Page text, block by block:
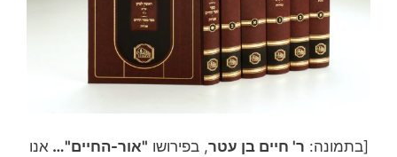
[בתמונה: ר' חיים בן עטר, בפירושו "אור-החיים"…אנו